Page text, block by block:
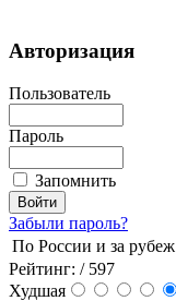
Авторизация
Пользователь
Пароль
Запомнить
Забыли пароль?
По России и за рубеж
Рейтинг: / 597
Худшая